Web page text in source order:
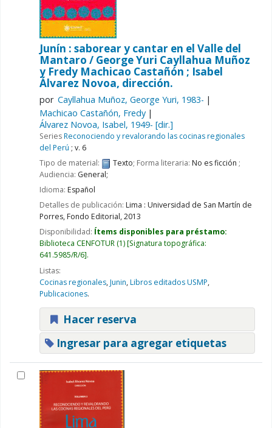
Junín : saborear y cantar en el Valle del
Mantaro / George Yuri Cayllahua Muñoz
y Fredy Machicao Castañón ; Isabel
Álvarez Novoa, dirección.
por Cayllahua Muñoz, George Yuri, 1983-
Machicao Castañón, Fredy
Álvarez Novoa, Isabel, 1949- [dir.]
SeriesReconociendo y revalorando las cocinas regionales
del Perú ; v. 6
Tipo de material:
Texto; Forma literaria: No es ficción ;
Audiencia: General;
Idioma: Español
Detalles de publicación: Lima : Universidad de San Martín de
Porres, Fondo Editorial,2013
Disponibilidad: Ítems disponibles para préstamo:
Biblioteca CENFOTUR (1) Signatura topográfica:
641.5985/R/6 .
Listas:
Cocinas regionales,Junin,Libros editados USMP,
Publicaciones.
Hacer reserva
Ingresar para agregar etiquetas